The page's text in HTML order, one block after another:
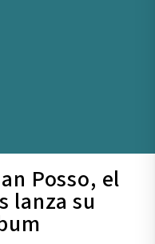
Posso, el
lanza su